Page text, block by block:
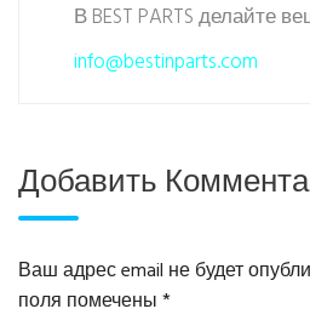
В BEST PARTS делайте
info@bestinparts.com
Добавить
Ваш адрес email не будет
поля помечены*